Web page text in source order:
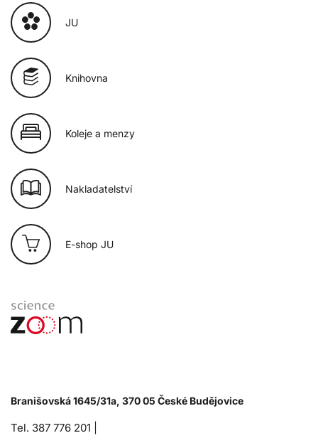
JU
Knihovna
Koleje a menzy
Nakladatelství
E-shop JU
Branišovská 1645/31a, 370 05 České Budějovice
Tel. 387 776 201 |